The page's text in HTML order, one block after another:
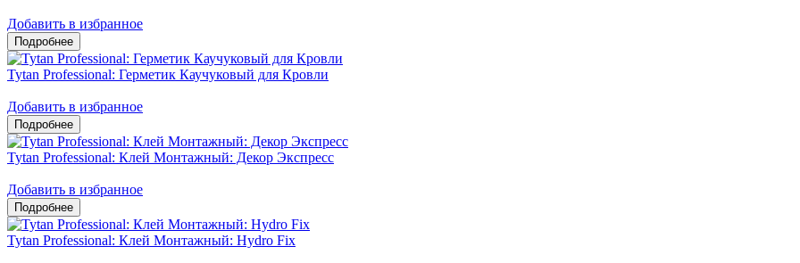
Добавить в избранное
Tytan Professional: Герметик Каучуковый для Кровли
Добавить в избранное
Tytan Professional: Клей Монтажный: Декор Экспресс
Добавить в избранное
Tytan Professional: Клей Монтажный: Hydro Fix